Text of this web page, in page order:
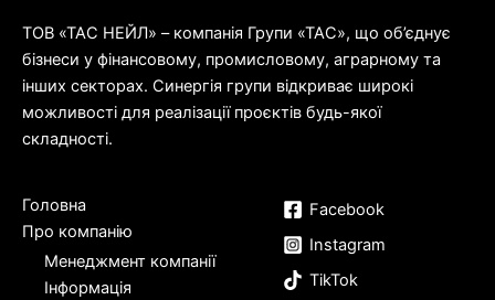
ТОВ «ТАС НЕЙЛ» – компанія Групи «ТАС», що об’єднує
бізнеси у фінансовому, промисловому, аграрному та
інших секторах. Синергія групи відкриває широкі
можливості для реалізації проєктів будь-якої
складності.
Головна
Про компанію
Менеджмент компанії
Інформація
Facebook
Instagram
TikTok